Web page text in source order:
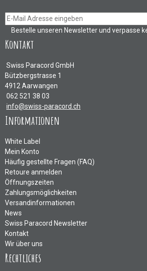
Bestelle unseren Newsletter und verpasse
Kontakt
Swiss Paracord GmbH
Bützbergstrasse 1
4912 Aarwangen
062 521 38 03
info@swiss-paracord.ch
Informationen
White Label
Mein Konto
Häufig gestellte Fragen (FAQ)
Retoure anmelden
Öffnungszeiten
Zahlungsmöglichkeiten
Versandinformationen
News
Swiss Paracord Newsletter
Kontakt
Wir über uns
Rechtliches